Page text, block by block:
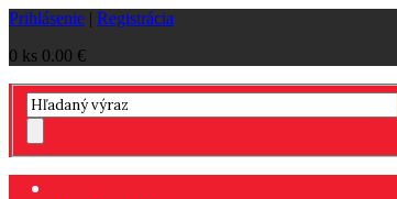
Prihlásenie | Registrácia
0 ks 0.00 €